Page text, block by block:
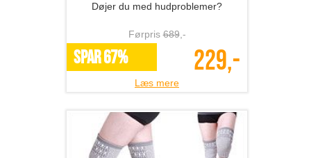
Døjer du med hudproblemer?
Førpris689,-
SPAR 67% 229,-
Læs mere